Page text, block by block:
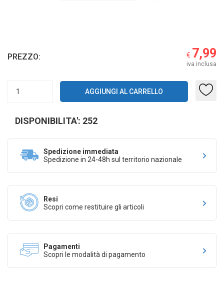
PREZZO: € 7,99
iva inclusa
DISPONIBILITA': 252
Spedizione immediata
Spedizione in 24-48h sul territorio nazionale
Resi
Scopri come restituire gli articoli
Pagamenti
Scopri le modalità di pagamento